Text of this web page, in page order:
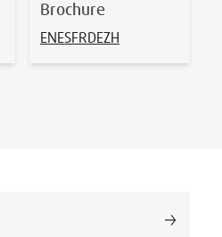
Brochure
EN ESFR DEZH